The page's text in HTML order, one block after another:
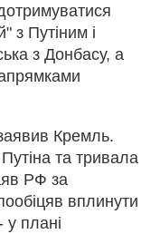
з Путіним і
з Донбасу, а
Кремль.
та тривала
РФ за
вплинути
у плані